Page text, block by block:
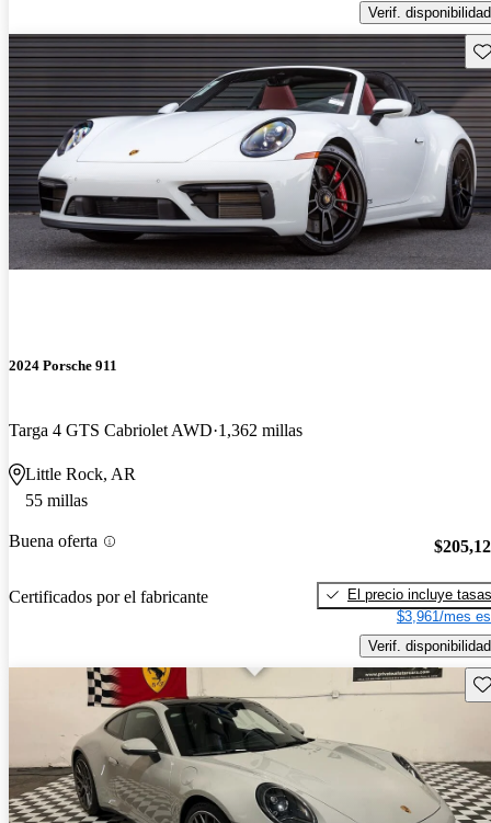
Verif. disponibilidad
2024 Porsche 911
Targa 4 GTS Cabriolet AWD 1,362 millas
Little Rock, AR
55 millas
Buena oferta
Certificados por el fabricante
El precio incluye tasas
$3,961/mes
Verif. disponibilidad